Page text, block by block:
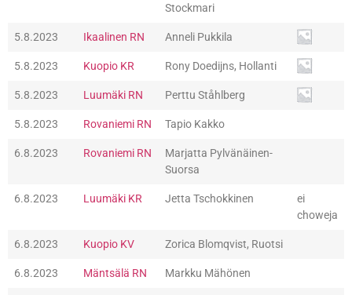
Stockmari
5.8.2023 Ikaalinen RN Anneli Pukkila
5.8.2023 Kuopio KR Rony Doedijns, Hollanti
5.8.2023 Luumäki RN Perttu Ståhlberg
5.8.2023 Rovaniemi RN Tapio Kakko
6.8.2023 Rovaniemi RN
Marjatta Pylvänäinen-
Suorsa
6.8.2023 Luumäki KR Jetta Tschokkinen
ei
choweja
6.8.2023 Kuopio KV Zorica Blomqvist, Ruotsi
6.8.2023 Mäntsälä RN Markku Mähönen